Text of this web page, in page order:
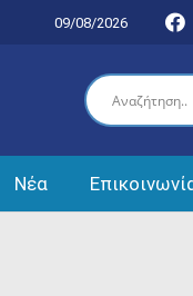
09/08/2026
Νέα